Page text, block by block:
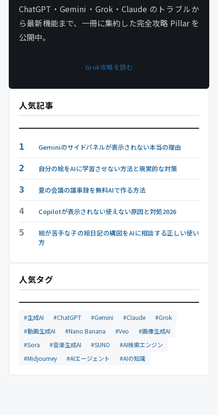
ChatGPT・Gemini・Grok・Claude のトラブルか
ら最新機能まで、一冊に集約した完全攻略 Pillar を
公開中。
Grok攻略を読む
人気記事
1 Geminiのサイドパネルが表示されない本当の理由
2 自分の絵をAIに学習させない方法と現実的な対策
3 夏の会議の議事録を無料AIで作る方法
4 Copilotが表示されない使えない原因と対処2026
5
絵が苦手な子の絵日記の構図をAIに相談する正しい使い
方
人気タグ
#生成AI #ChatGPT #Gemini #Claude
#Grok
#動画生成AI
#Nano Banana #Veo
#画像生成AI
#Sora
#音楽生成AI #SUNO
#AI検索エンジン
#Midjourney
#AIエージェント #AIの知識